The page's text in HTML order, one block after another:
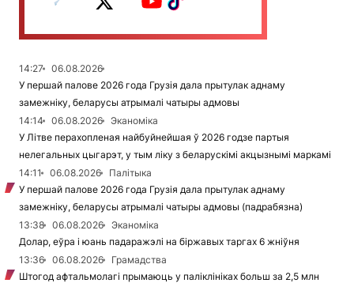
14:27
06.08.2026
У першай палове 2026 года Грузія дала прытулак аднаму
замежніку, беларусы атрымалі чатыры адмовы
14:14
06.08.2026
Эканоміка
У Літве перахопленая найбуйнейшая ў 2026 годзе партыя
нелегальных цыгарэт, у тым ліку з беларускімі акцызнымі маркамі
14:11
06.08.2026
Палітыка
У першай палове 2026 года Грузія дала прытулак аднаму
замежніку, беларусы атрымалі чатыры адмовы (падрабязна)
13:38
06.08.2026
Эканоміка
Долар, еўра і юань падаражэлі на біржавых таргах 6 жніўня
13:36
06.08.2026
Грамадства
Штогод афтальмолагі прымаюць у паліклініках больш за 2,5 млн